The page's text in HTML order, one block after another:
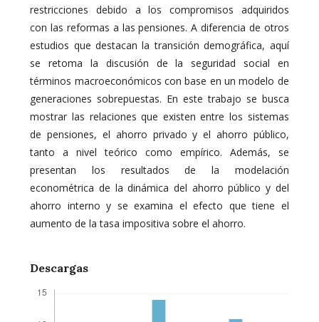
restricciones debido a los compromisos adquiridos
con las reformas a las pensiones. A diferencia de otros
estudios que destacan la transición demográfica, aquí
se retoma la discusión de la seguridad social en
términos macroeconómicos con base en un modelo de
generaciones sobrepuestas. En este trabajo se busca
mostrar las relaciones que existen entre los sistemas
de pensiones, el ahorro privado y el ahorro público,
tanto a nivel teórico como empírico. Además, se
presentan los resultados de la modelación
econométrica de la dinámica del ahorro público y del
ahorro interno y se examina el efecto que tiene el
aumento de la tasa impositiva sobre el ahorro.
Descargas